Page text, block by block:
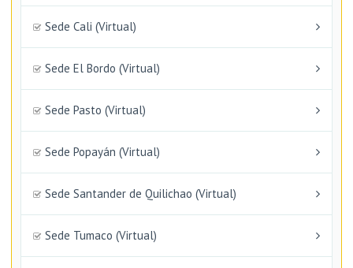
Sede Cali (Virtual)
Sede El Bordo (Virtual)
Sede Pasto (Virtual)
Sede Popayán (Virtual)
Sede Santander de Quilichao (Virtual)
Sede Tumaco (Virtual)